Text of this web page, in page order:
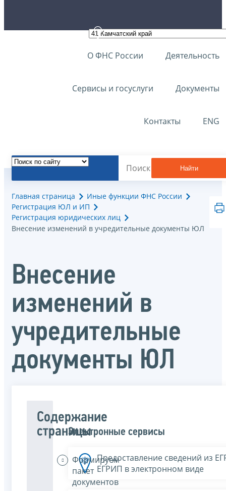
О ФНС России Деятельность
Сервисы и госуслуги Документы
Контакты ENG
Найти
Главная страница
Иные функции ФНС России
Регистрация ЮЛ и ИП
Регистрация юридических лиц
Внесение изменений в учредительные документы ЮЛ
Внесение
изменений в
учредительные
документы ЮЛ
Содержание
страницы
Формируем
пакет
документов
Электронные сервисы
Предоставление сведений из
ЕГРИП в электронном виде